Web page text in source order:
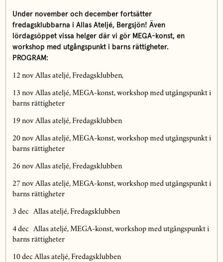
Under november och december fortsätter
fredagsklubbarna i Allas Ateljé, Bergsjön! Även
lördagsöppet vissa helger där vi gör MEGA-konst, en
workshop med utgångspunkt i barns rättigheter.
PROGRAM:
12 nov Allas ateljé, Fredagsklubben,
13 nov Allas ateljé, MEGA-konst, workshop med utgångspunkt i
barns rättigheter
19 nov Allas ateljé, Fredagsklubben
20 nov Allas ateljé, MEGA-konst, workshop med utgångspunkt i
barns rättigheter
26 nov Allas ateljé, Fredagsklubben
27 nov Allas ateljé, MEGA-konst, workshop med utgångspunkt i
barns rättigheter
3 dec Allas ateljé, Fredagsklubben
4 dec Allas ateljé, MEGA-konst, workshop med utgångspunkt i
barns rättigheter
10 dec Allas ateljé, Fredagsklubben